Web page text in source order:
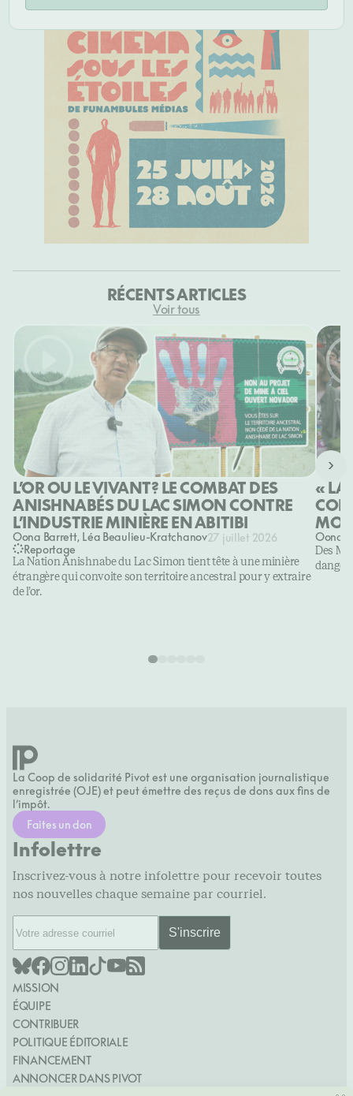
RÉCENTS ARTICLES
Voir tous
L’OR OU LE VIVANT? LE COMBAT DES
ANISHNABÉS DU LAC SIMON CONTRE
L’INDUSTRIE MINIÈRE EN ABITIBI
Oona Barrett Léa Beaulieu-Kratchanov27 juillet 2026
Reportage
La Nation Anishnabe du Lac Simon tient tête à une minière
étrangère qui convoite son territoire ancestral pour y extraire
de l’or.
« LA
Oona
Des
›
La Coop de solidarité Pivot est une organisation journalistique
enregistrée (OJE) et peut émettre des reçus de dons aux fins de
l’impôt.
Faites un don
Infolettre
Inscrivez-vous à notre infolettre pour recevoir toutes
nos nouvelles chaque semaine par courriel.
MISSION
ÉQUIPE
CONTRIBUER
POLITIQUE ÉDITORIALE
FINANCEMENT
ANNONCER DANS PIVOT